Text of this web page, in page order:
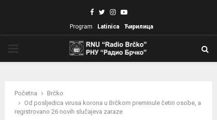
Facebook
TwitterInstagram
Youtube
Program Latinica Ћирилица
Početna
Brčko
Od posljedica virusa korona u Brčkom preminule četiri osobe, a
registrovano 26 novih slučajeva zaraze